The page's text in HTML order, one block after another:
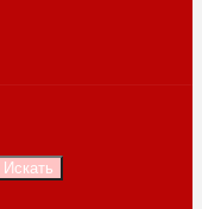
Искать